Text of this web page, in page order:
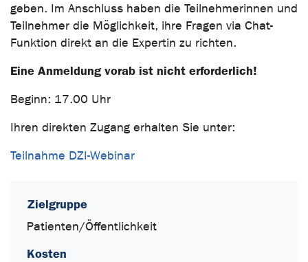
geben. Im Anschluss haben die Teilnehmerinnen und
Teilnehmer die Möglichkeit, ihre Fragen via Chat-
Funktion direkt an die Expertin zu richten.
Eine Anmeldung vorab ist nicht erforderlich!
Beginn: 17.00 Uhr
Ihren direkten Zugang erhalten Sie unter:
Teilnahme DZI-Webinar
Zielgruppe
Patienten/Öffentlichkeit
Kosten